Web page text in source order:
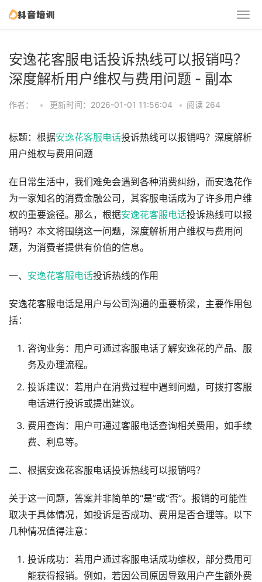
安逸花客服电话投诉热线可以报销吗？
深度解析用户维权与费用问题 - 副本
作者： • 更新时间：2026-01-01 11:56:04 • 阅读 264
标题：根据安逸花客服电话投诉热线可以报销吗？深度解析
用户维权与费用问题
在日常生活中，我们难免会遇到各种消费纠纷，而安逸花作
为一家知名的消费金融公司，其客服电话成为了许多用户维
权的重要途径。那么，根据安逸花客服电话投诉热线可以报
销吗？本文将围绕这一问题，深度解析用户维权与费用问
题，为消费者提供有价值的信息。
一、 安逸花客服电话投诉热线的作用
安逸花客服电话是用户与公司沟通的重要桥梁，主要作用包
括：
咨询业务：用户可通过客服电话了解安逸花的产品、服
务及办理流程。
投诉建议：若用户在消费过程中遇到问题，可拨打客服
电话进行投诉或提出建议。
费用查询：用户可通过客服电话查询相关费用，如手续
费、利息等。
二、根据安逸花客服电话投诉热线可以报销吗？
关于这一问题，答案并非简单的“是”或“否”。报销的可能性
取决于具体情况，如投诉是否成功、费用是否合理等。以下
几种情况值得注意：
投诉成功：若用户通过客服电话成功维权，部分费用可
能获得报销。例如，若因公司原因导致用户产生额外费